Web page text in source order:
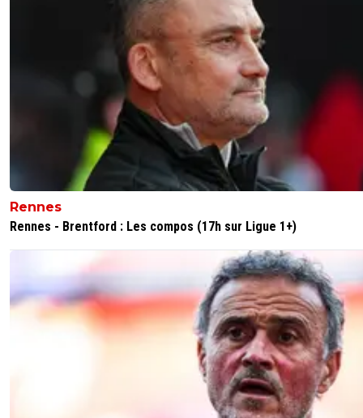
Rennes
Rennes - Brentford : Les compos (17h sur Ligue 1+)